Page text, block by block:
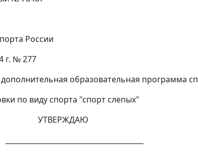
России
г. № 277
образовательная программа
виду спорта "спорт слепых"